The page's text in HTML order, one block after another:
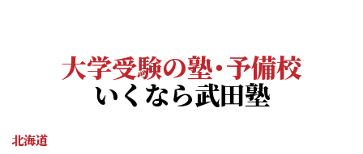
大学受験の塾・予備校
いくなら武田塾
北海道